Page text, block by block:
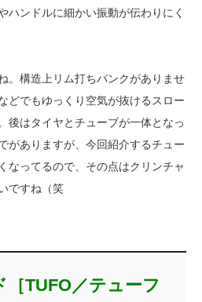
ハンドルに細かい振動が伝わりにく
。構造上リム打ちパンクがありませ
どでもゆっくり空気が抜けるスロー
後はタイヤとチューブが一体となっ
がありますが、今回紹介するチュー
なってるので、その点はクリンチャ
ですね（笑
TUFO／テューフ